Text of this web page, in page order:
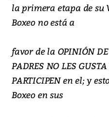
la primera etapa de su
Boxeo no está a
favor de la OPINIÓN
PADRES NO LES
PARTICIPEN en el; y
Boxeo en sus